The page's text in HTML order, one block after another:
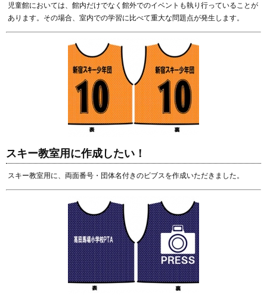
児童館においては、館内だけでなく館外でのイベントも執り行っていることが
あります。その場合、室内での学習に比べて重大な問題点が発生します。
スキー教室用に作成したい！
スキー教室用に、両面番号・団体名付きのビブスを作成いただきました。